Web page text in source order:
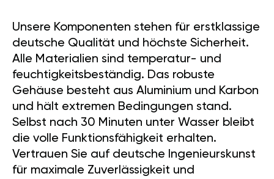
Unsere Komponenten stehen für erstklassige
deutsche Qualität und höchste Sicherheit.
Alle Materialien sind temperatur- und
feuchtigkeitsbeständig. Das robuste
Gehäuse besteht aus Aluminium und Karbon
und hält extremen Bedingungen stand.
Selbst nach 30 Minuten unter Wasser bleibt
die volle Funktionsfähigkeit erhalten.
Vertrauen Sie auf deutsche Ingenieurskunst
für maximale Zuverlässigkeit und